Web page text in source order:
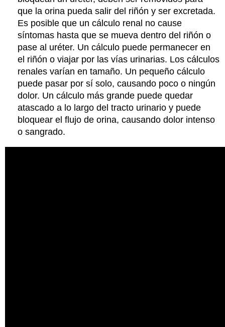
que la orina pueda salir del riñón y ser excretada.
Es posible que un cálculo renal no cause
síntomas hasta que se mueva dentro del riñón o
pase al uréter. Un cálculo puede permanecer en
el riñón o viajar por las vías urinarias. Los cálculos
renales varían en tamaño. Un pequeño cálculo
puede pasar por sí solo, causando poco o ningún
dolor. Un cálculo más grande puede quedar
atascado a lo largo del tracto urinario y puede
bloquear el flujo de orina, causando dolor intenso
o sangrado.